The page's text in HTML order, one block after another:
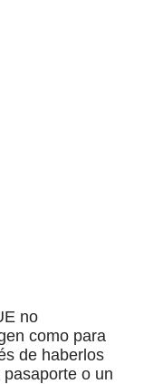
no
como para
de haberlos
o un